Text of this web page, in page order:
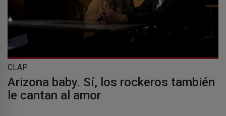
CLAP
Arizona baby. Sí, los rockeros también
le cantan al amor